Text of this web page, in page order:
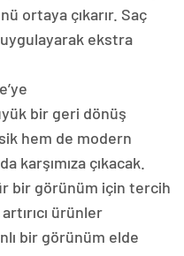
ortaya çıkarır. Saç
uygulayarak ekstra
bir geri dönüş
hem de modern
karşımıza çıkacak.
bir görünüm için tercih
ürünler
bir görünüm elde